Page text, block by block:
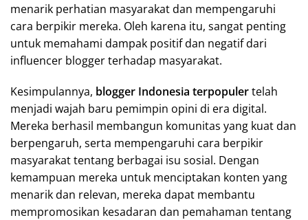
menarik perhatian masyarakat dan mempengaruhi
cara berpikir mereka. Oleh karena itu, sangat penting
untuk memahami dampak positif dan negatif dari
influencer blogger terhadap masyarakat.
Kesimpulannya, blogger Indonesia terpopulertelah
menjadi wajah baru pemimpin opini di era digital.
Mereka berhasil membangun komunitas yang kuat dan
berpengaruh, serta mempengaruhi cara berpikir
masyarakat tentang berbagai isu sosial. Dengan
kemampuan mereka untuk menciptakan konten yang
menarik dan relevan, mereka dapat membantu
mempromosikan kesadaran dan pemahaman tentang